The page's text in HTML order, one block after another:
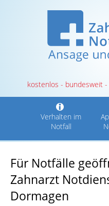
kostenlos - bundesweit
Verhalten im
Notfall
Für Notfälle
Zahnarzt
Dormagen